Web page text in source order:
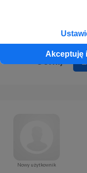
Akceptuję
Nowy użytkownik